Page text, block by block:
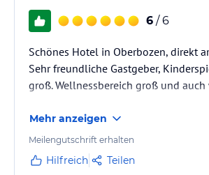
6 / 6
Schönes Hotel in Oberbozen, direkt
Sehr freundliche Gastgeber,
groß. Wellnessbereich groß und auch
Mehr anzeigen
Meilengutschrift erhalten
Hilfreich Teilen